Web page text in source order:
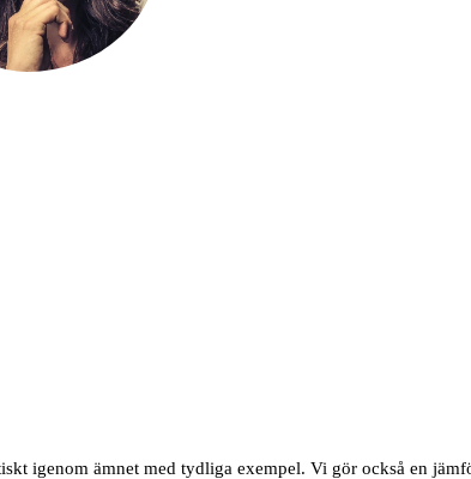
igenom ämnet med tydliga exempel. Vi gör också en